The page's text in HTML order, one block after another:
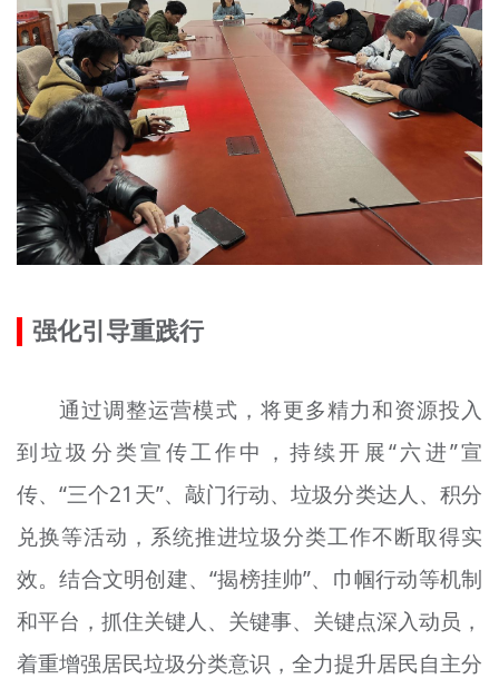
强化引导重践行
通过调整运营模式，将更多精力和资源投入
到垃圾分类宣传工作中，持续开展“六进”宣
传、“三个21天”、敲门行动、垃圾分类达人、积分
兑换等活动，系统推进垃圾分类工作不断取得实
效。结合文明创建、“揭榜挂帅”、巾帼行动等机制
和平台，抓住关键人、关键事、关键点深入动员，
着重增强居民垃圾分类意识，全力提升居民自主分